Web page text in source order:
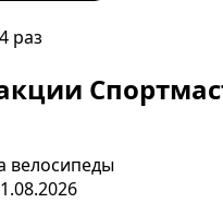
раз
велосипеды